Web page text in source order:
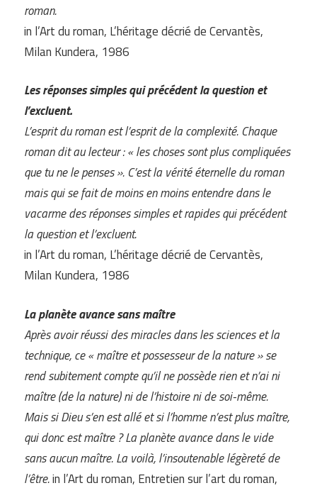
roman.
in l’Art du roman, L’héritage décrié de Cervantès,
Milan Kundera, 1986
Les réponses simples qui précédent la question et
l’excluent.
L’esprit du roman est l’esprit de la complexité. Chaque
roman dit au lecteur : « les choses sont plus compliquées
que tu ne le penses ». C’est la vérité éternelle du roman
mais qui se fait de moins en moins entendre dans le
vacarme des réponses simples et rapides qui précédent
la question et l’excluent.
in l’Art du roman, L’héritage décrié de Cervantès,
Milan Kundera, 1986
La planète avance sans maître
Après avoir réussi des miracles dans les sciences et la
technique, ce « maître et possesseur de la nature » se
rend subitement compte qu’il ne possède rien et n’ai ni
maître (de la nature) ni de l’histoire ni de soi-même.
Mais si Dieu s’en est allé et si l’homme n’est plus maître,
qui donc est maître ? La planète avance dans le vide
sans aucun maître. La voilà, l’insoutenable légèreté de
l’être.in l’Art du roman, Entretien sur l’art du roman,